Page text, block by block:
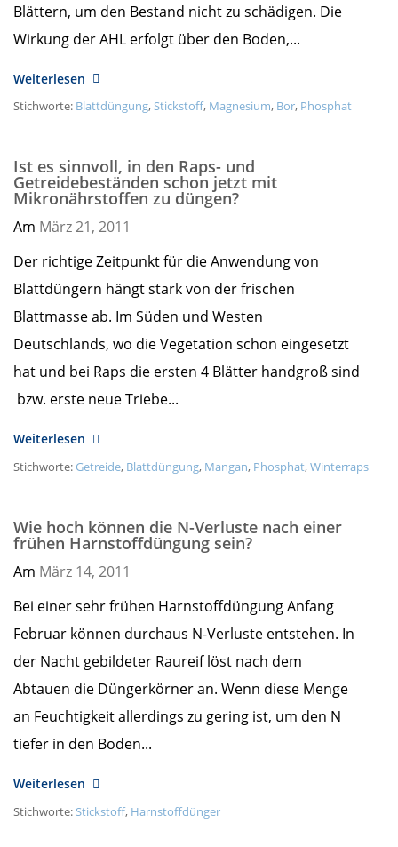
Blättern, um den Bestand nicht zu schädigen. Die
Wirkung der AHL erfolgt über den Boden,...
Weiterlesen
Stichworte: Blattdüngung,Stickstoff, Magnesium, Bor, Phosphat
Ist es sinnvoll, in den Raps- und
Getreidebeständen schon jetzt mit
Mikronährstoffen zu düngen?
Am März 21, 2011
Der richtige Zeitpunkt für die Anwendung von
Blattdüngern hängt stark von der frischen
Blattmasse ab. Im Süden und Westen
Deutschlands, wo die Vegetation schon eingesetzt
hat und bei Raps die ersten 4 Blätter handgroß sind
bzw. erste neue Triebe...
Weiterlesen
Stichworte: Getreide, Blattdüngung, Mangan, Phosphat,Winterraps
Wie hoch können die N-Verluste nach einer
frühen Harnstoffdüngung sein?
Am März 14, 2011
Bei einer sehr frühen Harnstoffdüngung Anfang
Februar können durchaus N-Verluste entstehen. In
der Nacht gebildeter Raureif löst nach dem
Abtauen die Düngerkörner an. Wenn diese Menge
an Feuchtigkeit allerdings zu gering ist, um den N
tiefer in den Boden...
Weiterlesen
Stichworte:Stickstoff, Harnstoffdünger